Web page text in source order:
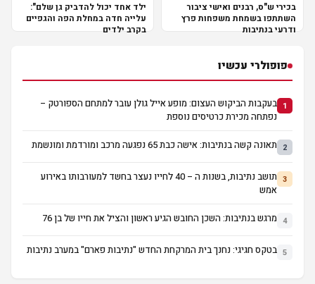
בכירי ש"ס, רבנים ואישי ציבור
השתתפו בשמחת משפחות פרץ
ודרעי בנתיבות
ילד אחד יכול להדביק גן שלם":
עלייה חדה במחלת הפה והגפיים
בקרב ילדים
פופולרי עכשיו
1 בעקבות הביקוש העצום: מופע אייל גולן עובר למתחם הספורטק –
נפתחה מכירת כרטיסים נוספת
2 תאונה קשה בנתיבות: אישה כבת 65 נפגעה מרכב ומורדמת ומונשמת
3
תושב נתיבות, בשנות ה – 40 לחייו נעצר בחשד למעורבותו באירוע
אמש
4 מרגש בנתיבות: השכן החובש הגיע ראשון והציל את חייו של בן 76
5 בטקס חגיגי: נחנך בית המרקחת החדש "נתיבות פארם" במערב נתיבות